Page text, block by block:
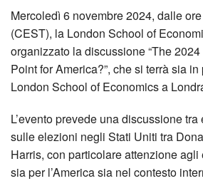
Mercoledì 6 novembre 2024, dalle
(CEST), la London School of
organizzato la discussione “The
Point for America?”, che si terrà sia
London School of Economics a
L’evento prevede una discussione
sulle elezioni negli Stati Uniti tra
Harris, con particolare attenzione
sia per l’America sia nel contesto